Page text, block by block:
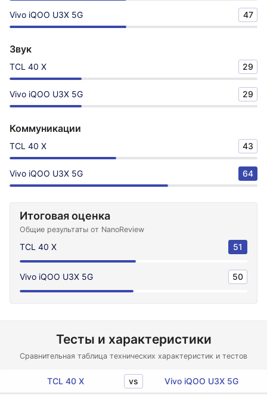
Vivo iQOO U3X 5G 47
Звук
TCL 40 X 29
Vivo iQOO U3X 5G 29
Коммуникации
TCL 40 X 43
Vivo iQOO U3X 5G 64
Итоговая оценка
Общие результаты от NanoReview
TCL 40 X 51
Vivo iQOO U3X 5G 50
Тесты и характеристики
Сравнительная таблица технических характеристик и тестов
TCL 40 X vs Vivo iQOO U3X 5G